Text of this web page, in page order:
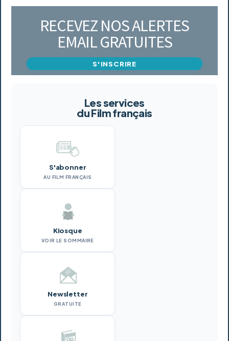
RECEVEZ NOS ALERTES
EMAIL GRATUITES
S'INSCRIRE
Les services
du Film français
S'abonner
AU FILM FRANÇAIS
Kiosque
VOIR LE SOMMAIRE
Newsletter
GRATUITE